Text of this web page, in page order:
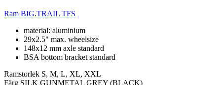
Ram BIG.TRAIL TFS
material: aluminium
29x2.5" max. wheelsize
148x12 mm axle standard
BSA bottom bracket standard
Ramstorlek S, M, L, XL, XXL
Färg SILK GUNMETAL GREY (BLACK)